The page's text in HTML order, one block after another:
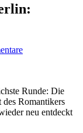
Runde: Die
Romantikers
neu entdeckt